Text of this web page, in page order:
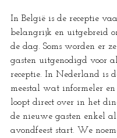
In België is de receptie
belangrijk en uitgebreid
de dag. Soms worden er
gasten uitgenodigd voor
receptie. In Nederland is
meestal wat informeler
loopt direct over in het
de nieuwe gasten enkel
avondfeest start. We